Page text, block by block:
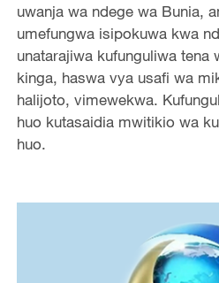
uwanja wa ndege wa Bunia,
umefungwa isipokuwa kwa
unatarajiwa kufunguliwa tena
kinga, haswa vya usafi wa
halijoto, vimewekwa.
huo kutasaidia mwitikio wa
huo.